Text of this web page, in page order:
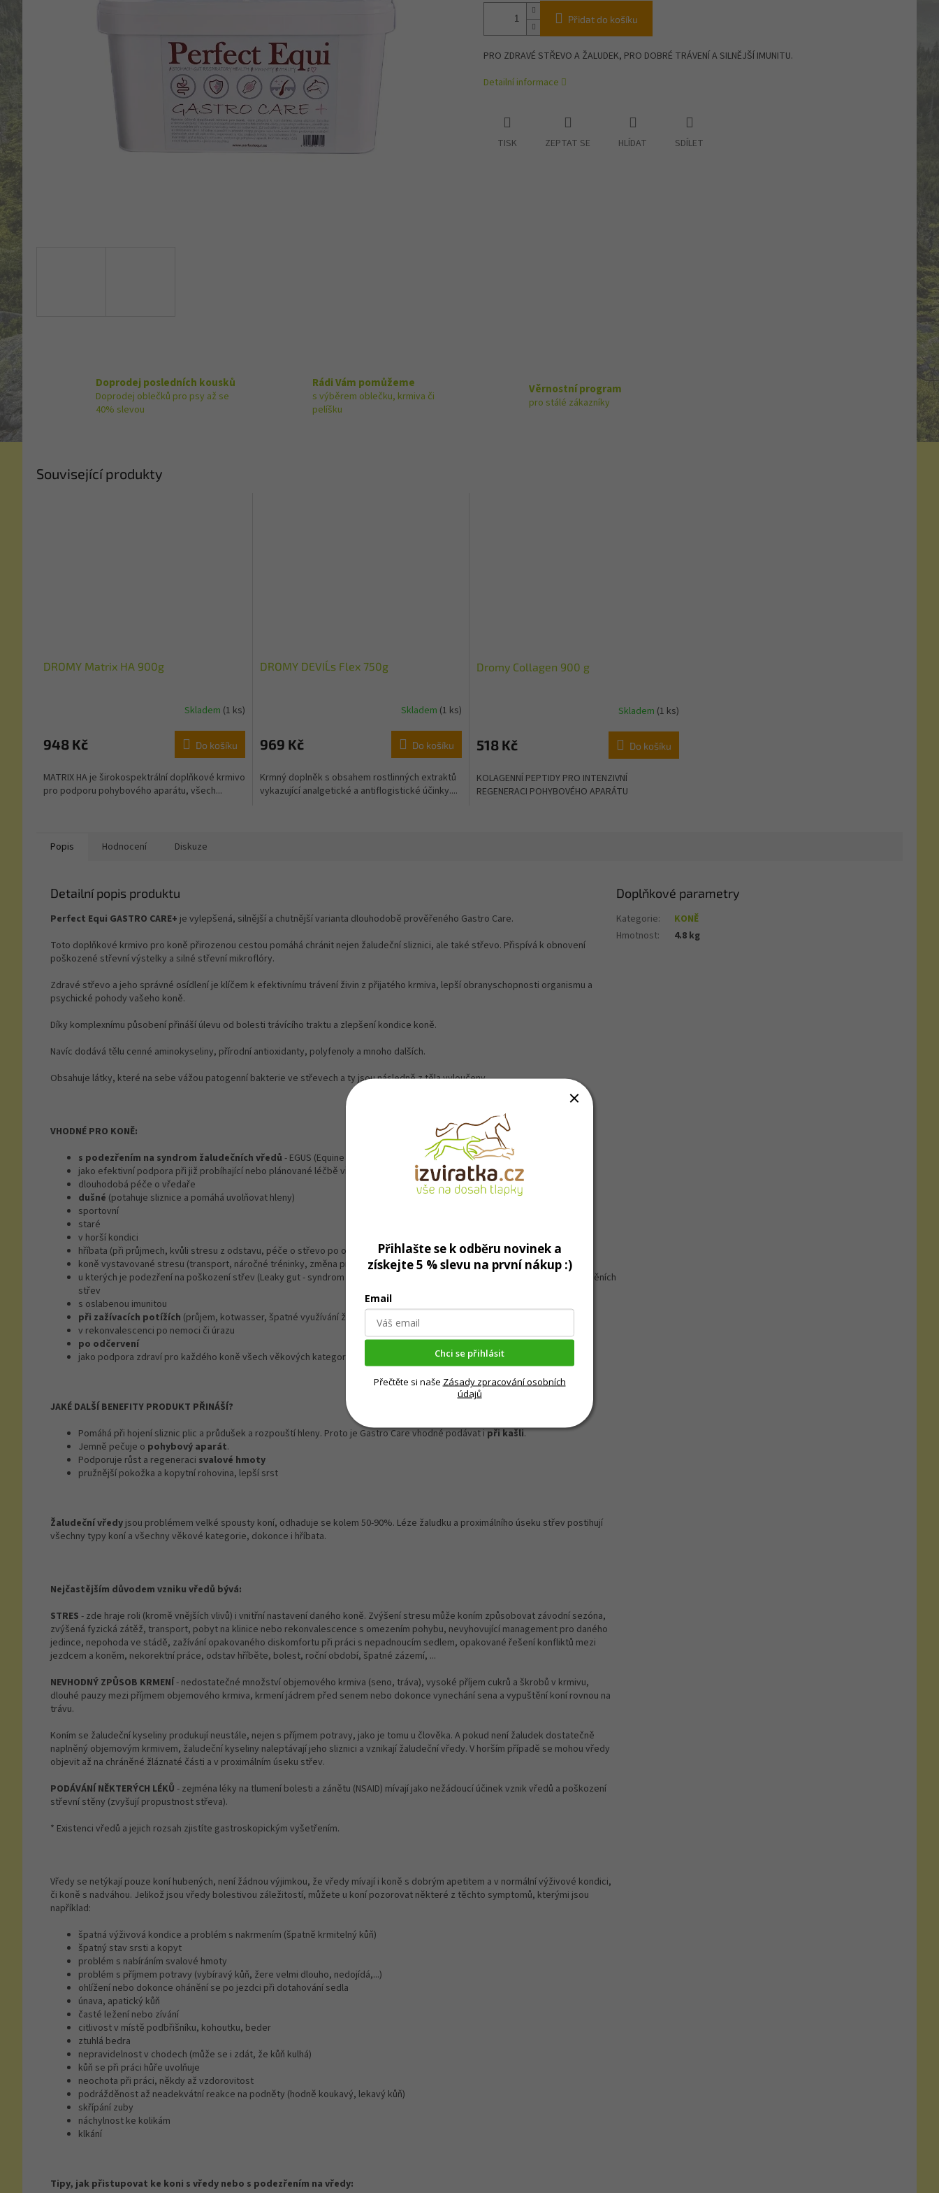
Přidat do košíku
PRO ZDRAVÉ STŘEVO A ŽALUDEK, PRO DOBRÉ TRÁVENÍ A SILNĚJŠÍ IMUNITU.
Detailní informace
TISK ZEPTAT SE HLÍDAT SDÍLET
Doprodej posledních kousků
Doprodej oblečků pro psy až se
40% slevou
Rádi Vám pomůžeme
s výběrem oblečku, krmiva či
pelíšku
Věrnostní program
pro stálé zákazníky
Související produkty
DROMY Matrix HA 900g
Skladem (1 ks)
948 Kč Do košíku
MATRIX HA je širokospektrální doplňkové krmivo
pro podporu pohybového aparátu, všech...
DROMY DEVIL´s Flex 750g
Skladem (1 ks)
969 Kč Do košíku
Krmný doplněk s obsahem rostlinných extraktů
vykazující analgetické a antiflogistické účinky....
Dromy Collagen 900 g
Skladem (1 ks)
518 Kč Do košíku
KOLAGENNÍ PEPTIDY PRO INTENZIVNÍ
REGENERACI POHYBOVÉHO APARÁTU
Popis Hodnocení Diskuze
Detailní popis produktu
Perfect Equi GASTRO CARE+ je vylepšená, silnější a chutnější varianta dlouhodobě prověřeného Gastro Care.
Toto doplňkové krmivo pro koně přirozenou cestou pomáhá chránit nejen žaludeční sliznici, ale také střevo. Přispívá k obnovení
poškozené střevní výstelky a silné střevní mikroflóry.
Zdravé střevo a jeho správné osídlení je klíčem k efektivnímu trávení živin z přijatého krmiva, lepší obranyschopnosti organismu a
psychické pohody vašeho koně.
Díky komplexnímu působení přináší úlevu od bolesti trávícího traktu a zlepšení kondice koně.
Navíc dodává tělu cenné aminokyseliny, přírodní antioxidanty, polyfenoly a mnoho dalších.
Obsahuje látky, které na sebe vážou patogenní bakterie ve střevech a ty jsou následně z těla vyloučeny.
VHODNÉ PRO KONĚ:
s podezřením na syndrom žaludečních vředů - EGUS (Equine Gastric Ulcer Syndrome)
jako efektivní podpora při již probíhající nebo plánované léčbě vředů
dlouhodobá péče o vředaře
dušné (potahuje sliznice a pomáhá uvolňovat hleny)
sportovní
staré
v horší kondici
hříbata (při průjmech, kvůli stresu z odstavu, péče o střevo po odčervení,...)
koně vystavované stresu (transport, náročné tréninky, změna prostředí, pobyt na klinice,...)
u kterých je podezření na poškození střev (Leaky gut - syndrom zvýšené propustnosti střev) nebo při zánětlivých onemocněních
střev
s oslabenou imunitou
při zažívacích potížích (průjem, kotwasser, špatné využívání živin z přijatého krmiva,...)
v rekonvalescenci po nemoci či úrazu
po odčervení
jako podpora zdraví pro každého koně všech věkových kategorií
JAKÉ DALŠÍ BENEFITY PRODUKT PŘINÁŠÍ?
Pomáhá při hojení sliznic plic a průdušek a rozpouští hleny. Proto je Gastro Care vhodné podávat ipři kašli.
Jemně pečuje o pohybový aparát.
Podporuje růst a regeneraci svalové hmoty
pružnější pokožka a kopytní rohovina, lepší srst
Žaludeční vředyjsou problémem velké spousty koní, odhaduje se kolem 50-90%. Léze žaludku a proximálního úseku střev postihují
všechny typy koní a všechny věkové kategorie, dokonce i hříbata.
Nejčastějším důvodem vzniku vředů bývá:
STRES - zde hraje roli (kromě vnějších vlivů) i vnitřní nastavení daného koně. Zvýšení stresu může koním způsobovat závodní sezóna,
zvýšená fyzická zátěž, transport, pobyt na klinice nebo rekonvalescence s omezením pohybu, nevyhovující management pro daného
jedince, nepohoda ve stádě, zažívání opakovaného diskomfortu při práci s nepadnoucím sedlem, opakované řešení konfliktů mezi
jezdcem a koněm, nekorektní práce, odstav hříběte, bolest, roční období, špatné zázemí, ...
NEVHODNÝ ZPŮSOB KRMENÍ- nedostatečné množství objemového krmiva (seno, tráva), vysoké příjem cukrů a škrobů v krmivu,
dlouhé pauzy mezi příjmem objemového krmiva, krmení jádrem před senem nebo dokonce vynechání sena a vypuštění koní rovnou na
trávu.
Koním se žaludeční kyseliny produkují neustále, nejen s příjmem potravy, jako je tomu u člověka. A pokud není žaludek dostatečně
naplněný objemovým krmivem, žaludeční kyseliny naleptávají jeho sliznici a vznikají žaludeční vředy. V horším případě se mohou vředy
objevit až na chráněné žláznaté části a v proximálním úseku střev.
PODÁVÁNÍ NĚKTERÝCH LÉKŮ - zejména léky na tlumení bolesti a zánětu (NSAID) mívají jako nežádoucí účinek vznik vředů a poškození
střevní stěny (zvyšují propustnost střeva).
* Existenci vředů a jejich rozsah zjistíte gastroskopickým vyšetřením.
Vředy se netýkají pouze koní hubených, není žádnou výjimkou, že vředy mívají i koně s dobrým apetitem a v normální výživové kondici,
či koně s nadváhou. Jelikož jsou vředy bolestivou záležitostí, můžete u koní pozorovat některé z těchto symptomů, kterými jsou
například:
špatná výživová kondice a problém s nakrmením (špatně krmitelný kůň)
špatný stav srsti a kopyt
problém s nabíráním svalové hmoty
problém s příjmem potravy (vybíravý kůň, žere velmi dlouho, nedojídá,...)
ohlížení nebo dokonce ohánění se po jezdci při dotahování sedla
únava, apatický kůň
časté ležení nebo zívání
citlivost v místě podbřišníku, kohoutku, beder
ztuhlá bedra
nepravidelnost v chodech (může se i zdát, že kůň kulhá)
kůň se při práci hůře uvolňuje
neochota při práci, někdy až vzdorovitost
podrážděnost až neadekvátní reakce na podněty (hodně koukavý, lekavý kůň)
skřípání zuby
náchylnost ke kolikám
klkání
Tipy, jak přistupovat ke koni s vředy nebo s podezřením na vředy:
Doplňkové parametry
Kategorie:
KONĚ
Hmotnost: 4.8 kg
Přihlašte se k odběru novinek a
získejte 5 % slevu na první nákup :)
Email
Chci se přihlásit
Přečtěte si naše Zásady zpracování osobních
údajů